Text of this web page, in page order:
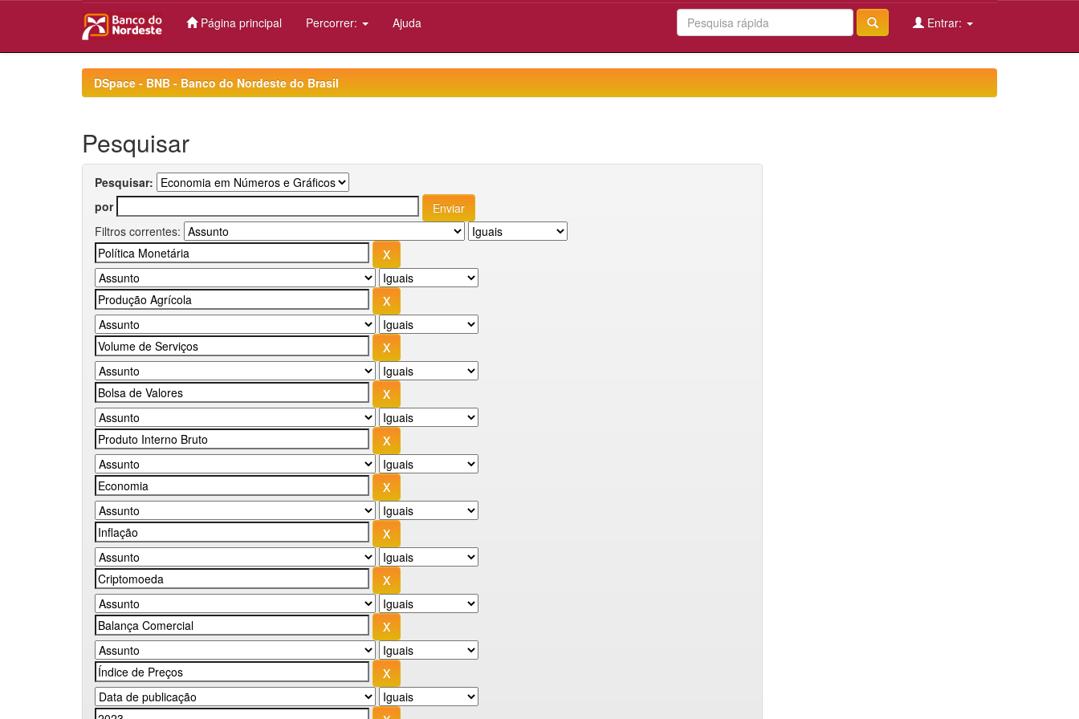
Página principal Percorrer: Ajuda Entrar:
DSpace - BNB - Banco do Nordeste do Brasil
Pesquisar
Pesquisar:
por
Filtros correntes: